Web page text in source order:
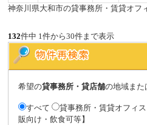
神奈川県大和市の貸事務所・賃貸オフ
132件中 1件から30件まで表示
希望の貸事務所・貸店舗の地域また
すべて 貸事務所・賃貸オフィ
販向け・飲食可等】